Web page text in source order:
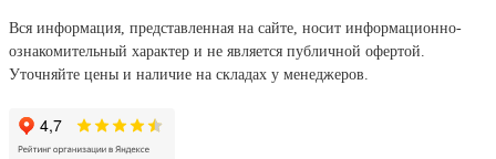
Вся информация, представленная на сайте, носит информационно-
ознакомительный характер и не является публичной офертой.
Уточняйте цены и наличие на складах у менеджеров.